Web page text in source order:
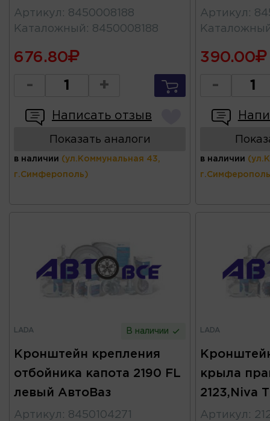
Артикул : 8450008188
Каталожный : 8450008188
676.80
- +
Написать отзыв
Показать аналоги
в наличии (ул.Коммунальная 43,
г.Симферополь)
Артикул :
390.00
-
в наличии
LADA В наличии
Кронштейн крепления
отбойника капота 2190 FL
левый АвтоВаз
Артикул : 8450104271
LADA
крыла
2123,Niva
Артикул :